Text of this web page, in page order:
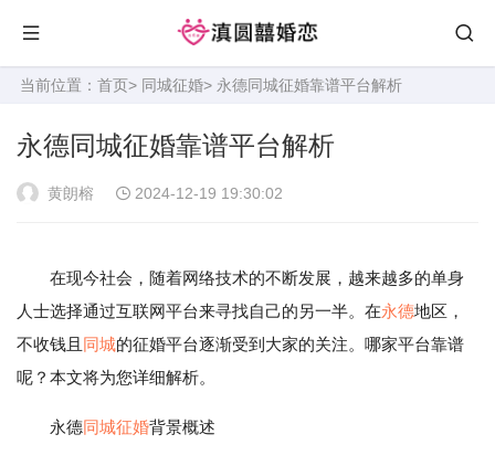
当前位置： 首页> 同城征婚> 永德同城征婚靠谱平台解析
永德同城征婚靠谱平台解析
黄朗榕 2024-12-19 19:30:02
在现今社会，随着网络技术的不断发展，越来越多的单身
人士选择通过互联网平台来寻找自己的另一半。在永德地区，
不收钱且 同城的征婚平台逐渐受到大家的关注。哪家平台靠谱
呢？本文将为您详细解析。
永德同城征婚背景概述